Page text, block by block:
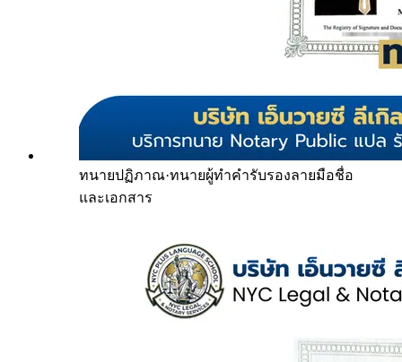
ทนายปฏิภาณ·ทนายผู้ทำคำรับรองลายมือชื่อ
และเอกสาร